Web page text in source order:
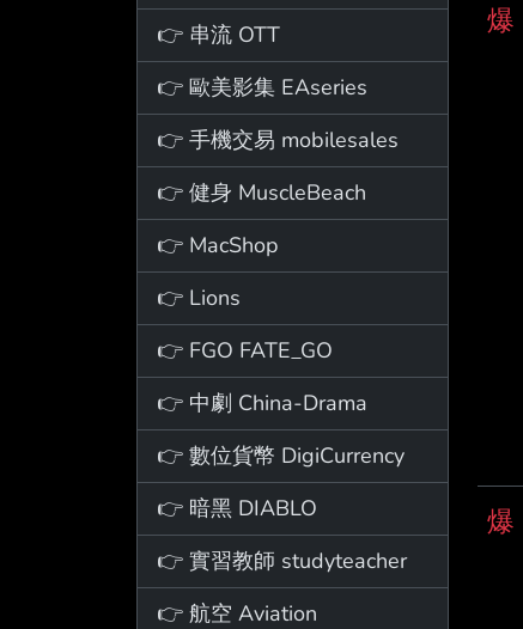
👉 串流 OTT
👉 歐美影集 EAseries
👉 手機交易 mobilesales
👉 健身 MuscleBeach
👉 MacShop
👉 Lions
👉 FGO FATE_GO
👉 中劇 China-Drama
👉 數位貨幣 DigiCurrency
👉 暗黑 DIABLO
👉 實習教師 studyteacher
👉 航空 Aviation
爆
爆